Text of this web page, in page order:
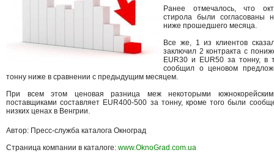
Ранее отмечалось, что
стирола были согласованы
ниже прошедшего месяца.
Все же, 1 из клиентов
заключил 2 контракта с
EUR30 и EUR50 за тонну, в
сообщил о ценовом
тонну ниже в сравнении с предыдущим месяцем.
При всем этом ценовая разница меж некоторыми
поставщиками составляет EUR400-500 за тонну, кроме того были
низких ценах в Венгрии.
Автор: Пресс-служба каталога Окноград
Страница компании в каталоге: www.OknoGrad.com.ua